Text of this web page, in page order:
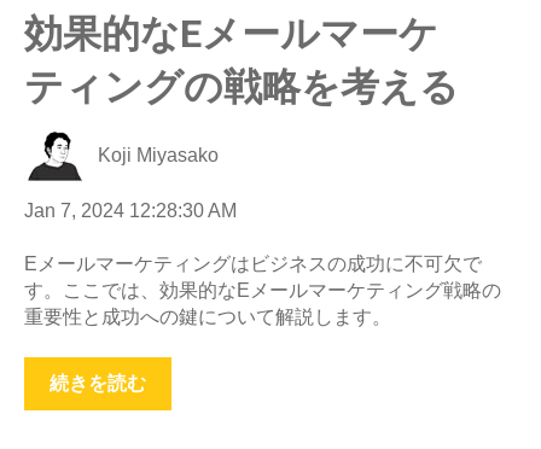
効果的なEメールマーケ
ティングの戦略を考える
Koji Miyasako
Jan 7, 2024 12:28:30 AM
Eメールマーケティングはビジネスの成功に不可欠で
す。ここでは、効果的なEメールマーケティング戦略の
重要性と成功への鍵について解説します。
続きを読む